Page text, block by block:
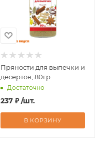
Пряности для выпечки и
десертов, 80гр
Достаточно
237 ₽ /шт.
В КОРЗИНУ